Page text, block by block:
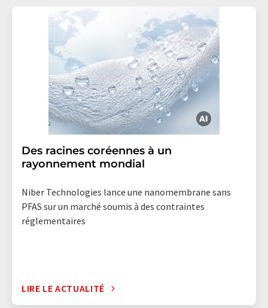
Des racines coréennes à un
rayonnement mondial
Niber Technologies lance une nanomembrane sans
PFAS sur un marché soumis à des contraintes
réglementaires
LIRE LE ACTUALITÉ